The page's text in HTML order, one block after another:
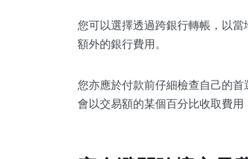
您可以選擇透過跨銀行轉帳，以
額外的銀行費用。
您亦應於付款前仔細檢查自己的
會以交易額的某個百分比收取費用